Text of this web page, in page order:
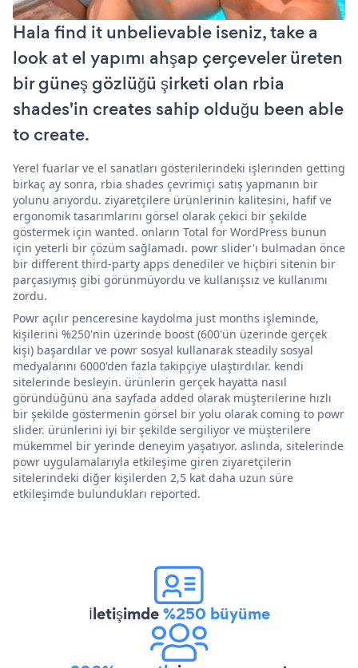
Hala find it unbelievable iseniz, take a
look at el yapımı ahşap çerçeveler üreten
bir güneş gözlüğü şirketi olan rbia
shades'in creates sahip olduğu been able
to create.
Yerel fuarlar ve el sanatları gösterilerindeki işlerinden getting
birkaç ay sonra, rbia shades çevrimiçi satış yapmanın bir
yolunu arıyordu. ziyaretçilere ürünlerinin kalitesini, hafif ve
ergonomik tasarımlarını görsel olarak çekici bir şekilde
göstermek için wanted. onların Total for WordPress bunun
için yeterli bir çözüm sağlamadı. powr slider'ı bulmadan önce
bir different third-party apps denediler ve hiçbiri sitenin bir
parçasıymış gibi görünmüyordu ve kullanışsız ve kullanımı
zordu.
Powr açılır penceresine kaydolma just months işleminde,
kişilerini %250'nin üzerinde boost (600'ün üzerinde gerçek
kişi) başardılar ve powr sosyal kullanarak steadily sosyal
medyalarını 6000'den fazla takipçiye ulaştırdılar. kendi
sitelerinde besleyin. ürünlerin gerçek hayatta nasıl
göründüğünü ana sayfada added olarak müşterilerine hızlı
bir şekilde göstermenin görsel bir yolu olarak coming to powr
slider. ürünlerini iyi bir şekilde sergiliyor ve müşterilere
mükemmel bir yerinde deneyim yaşatıyor. aslında, sitelerinde
powr uygulamalarıyla etkileşime giren ziyaretçilerin
sitelerindeki diğer kişilerden 2,5 kat daha uzun süre
etkileşimde bulundukları reported.
İletişimde%250 büyüme